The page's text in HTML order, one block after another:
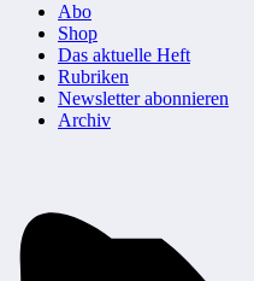
Abo
Shop
Das aktuelle Heft
Rubriken
Newsletter abonnieren
Archiv